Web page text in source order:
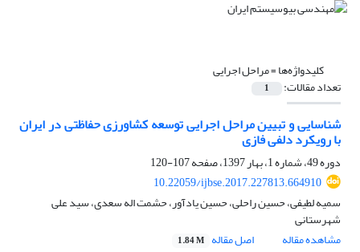
کلیدواژه‌ها =مراحل اجرایی
تعداد مقالات: 1
شناسایی و تبیین مراحل اجرایی توسعه کشاورزی حفاظتی در ایران
با رویکرد دلفی فازی
دوره 49، شماره 1، بهار 1397، صفحه
107-120
10.22059/ijbse.2017.227813.664910
سمیه لطیفی، حسین راحلی، حسین یادآور، حشمت اله سعدی، سید علی
شهرستانی
مشاهده مقاله
اصل مقاله 1.84 M